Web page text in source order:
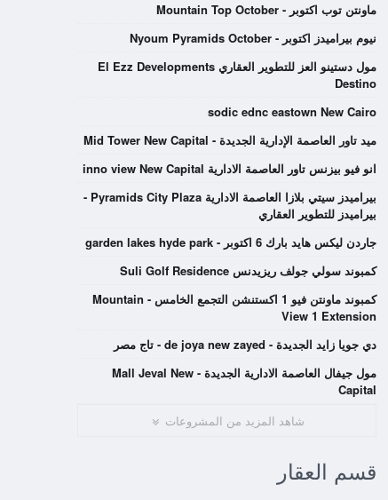
ماونتن توب اكتوبر - Mountain Top October
نيوم بيراميدز اكتوبر - Nyoum Pyramids October
مول دستينو العز للتطوير العقاري El Ezz Developments
Destino
sodic ednc eastown New Cairo
ميد تاور العاصمة الإدارية الجديدة - Mid Tower New Capital
انو فيو بيزنس تاور العاصمة الادارية inno view New Capital
بيراميدز سيتي بلازا العاصمة الادارية Pyramids City Plaza -
بيراميدز للتطوير العقاري
جاردن ليكس هايد بارك 6 اكتوبر - garden lakes hyde park
كمبوند سولي جولف ريزيدنس Suli Golf Residence
كمبوند ماونتن فيو 1 اكستنشن التجمع الخامس - Mountain
View 1 Extension
دي جويا زايد الجديدة - de joya new zayed - تاج مصر
مول جيفال العاصمة الادارية الجديدة - Mall Jeval New
Capital
شاهد المزيد من المشروعات
قسم العقار